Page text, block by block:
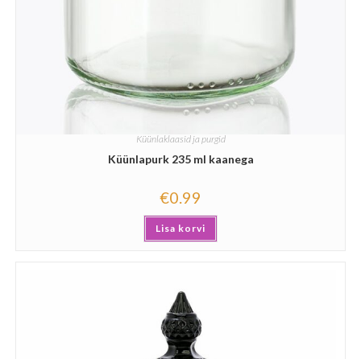
Küünlaklaasid ja purgid
Küünlapurk 235 ml kaanega
€0.99
Lisa korvi